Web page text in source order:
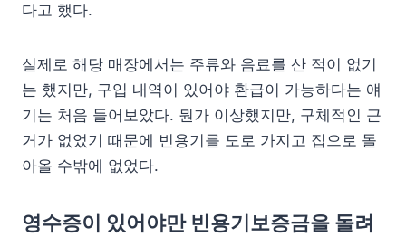
다고 했다.
실제로 해당 매장에서는 주류와 음료를 산 적이 없기
는 했지만, 구입 내역이 있어야 환급이 가능하다는 얘
기는 처음 들어보았다. 뭔가 이상했지만, 구체적인 근
거가 없었기 때문에 빈용기를 도로 가지고 집으로 돌
아올 수밖에 없었다.
영수증이 있어야만 빈용기보증금을 돌려